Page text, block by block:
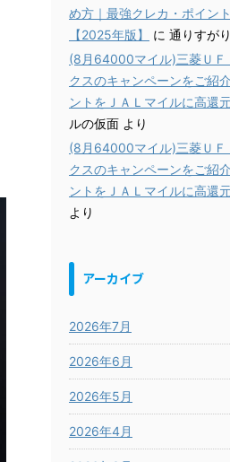
め方｜最強クレカ・ポイン
【2025年版】
に 通りすがり
(8月64000マイル)三菱ＵＦ
クスのキャンペーンをご紹
ントをＪＡＬマイルに高還
ルの仮面 より
(8月64000マイル)三菱ＵＦ
クスのキャンペーンをご紹
ントをＪＡＬマイルに高還
より
アーカイブ
2026年7月
2026年6月
2026年5月
2026年4月